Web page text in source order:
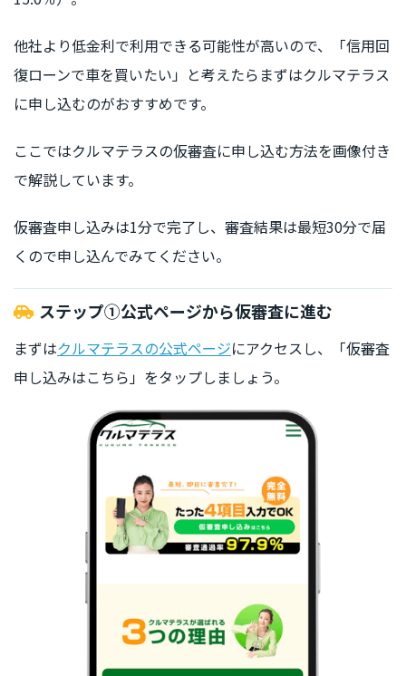
他社より低金利で利用できる可能性が高いので、「信用回
復ローンで車を買いたい」と考えたらまずはクルマテラス
に申し込むのがおすすめです。
ここではクルマテラスの仮審査に申し込む方法を画像付き
で解説しています。
仮審査申し込みは1分で完了し、審査結果は最短30分で届
くので申し込んでみてください。
ステップ①公式ページから仮審査に進む
まずはクルマテラスの公式ページにアクセスし、「仮審査
申し込みはこちら」をタップしましょう。